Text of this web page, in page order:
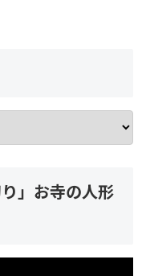
」お寺の人形